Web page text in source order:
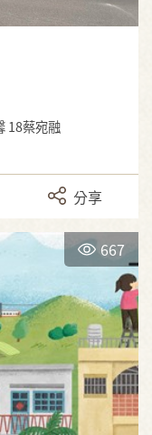
18蔡宛融
分享
667